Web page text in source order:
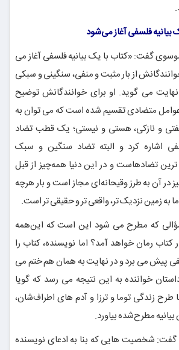
فلسفی آغاز می‌شود
گفت: «کتاب با یک بیانیه فلسفی آغاز می
از بار مثبت و منفی، سنگینی و سبکی
می گوید. او برای خوانندگانش توضیح
متضادی تقسیم شده است که می توان به
و نازکی، هستی و نیستی؛ یک قطب تضاد
اشاره کرد و البته تضاد سنگین و سبک
ترین تضادهاست و در این دنیا همه‌چیز از قبل
آن به طرز وقیحانه‌ای مجاز است و بار هرچه
به زمین نزدیک تر، واقعی تر و حقیقی تر است.
که مطرح می شود این است که این‌همه
رمان خواهد آمد؟ اما نویسنده، کتاب را
پیش می برد و در نهایت به همان هم ختم می
خواننده به این نتیجه می رسد که گویا
طرح زندگی توما و ترزا و آدم های اطراف‌شان،
مطرح‌شده بیاورد.
گفت: شخصیت هایی که بنا به ادعای نویسنده